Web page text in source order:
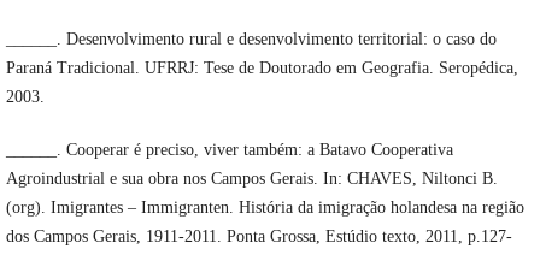
______. Desenvolvimento rural e desenvolvimento territorial: o caso do
Paraná Tradicional. UFRRJ: Tese de Doutorado em Geografia. Seropédica,
2003.
______. Cooperar é preciso, viver também: a Batavo Cooperativa
Agroindustrial e sua obra nos Campos Gerais. In: CHAVES, Niltonci B.
(org). Imigrantes – Immigranten. História da imigração holandesa na região
dos Campos Gerais, 1911-2011. Ponta Grossa, Estúdio texto, 2011, p.127-